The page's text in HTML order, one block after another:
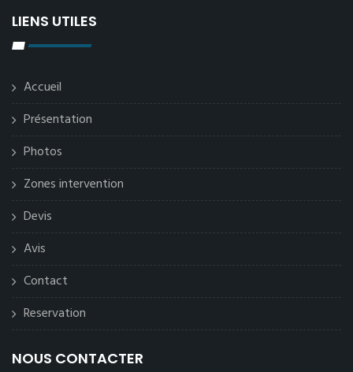
LIENS UTILES
Accueil
Présentation
Photos
Zones intervention
Devis
Avis
Contact
Reservation
NOUS CONTACTER